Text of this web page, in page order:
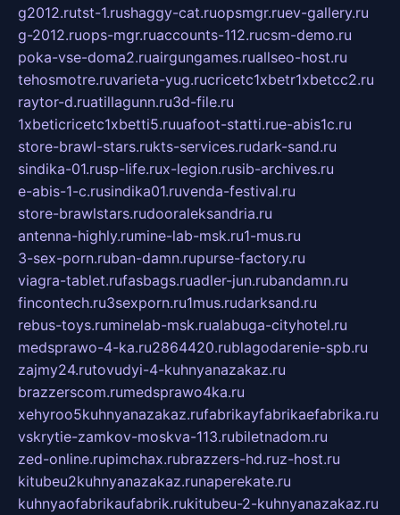
g2012.rutst-1.rushaggy-cat.ruopsmgr.ruev-gallery.ru
g-2012.ruops-mgr.ruaccounts-112.rucsm-demo.ru
poka-vse-doma2.ruairgungames.ruallseo-host.ru
tehosmotre.ruvarieta-yug.rucricetc1xbetr1xbetcc2.ru
raytor-d.ruatillagunn.ru3d-file.ru
1xbeticricetc1xbetti5.ruuafoot-statti.rue-abis1c.ru
store-brawl-stars.rukts-services.rudark-sand.ru
sindika-01.rusp-life.rux-legion.rusib-archives.ru
e-abis-1-c.rusindika01.ruvenda-festival.ru
store-brawlstars.rudooraleksandria.ru
antenna-highly.rumine-lab-msk.ru1-mus.ru
3-sex-porn.ruban-damn.rupurse-factory.ru
viagra-tablet.rufasbags.ruadler-jun.rubandamn.ru
fincontech.ru3sexporn.ru1mus.rudarksand.ru
rebus-toys.ruminelab-msk.rualabuga-cityhotel.ru
medsprawo-4-ka.ru2864420.rublagodarenie-spb.ru
zajmy24.rutovudyi-4-kuhnyanazakaz.ru
brazzerscom.rumedsprawo4ka.ru
xehyroo5kuhnyanazakaz.rufabrikayfabrikaefabrika.ru
vskrytie-zamkov-moskva-113.rubiletnadom.ru
zed-online.rupimchax.rubrazzers-hd.ruz-host.ru
kitubeu2kuhnyanazakaz.runaperekate.ru
kuhnyaofabrikaufabrik.rukitubeu-2-kuhnyanazakaz.ru